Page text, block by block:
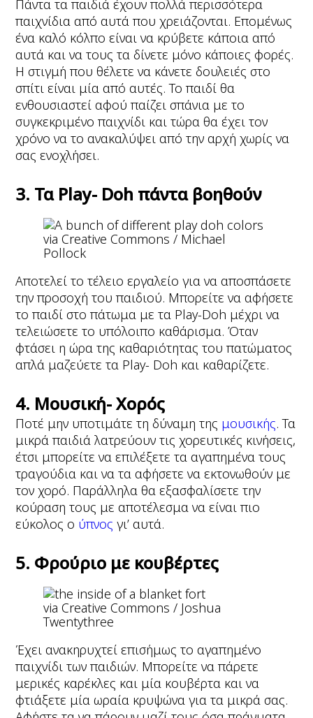
Πάντα τα παιδιά έχουν πολλά περισσότερα
παιχνίδια από αυτά που χρειάζονται. Επομένως
ένα καλό κόλπο είναι να κρύβετε κάποια από
αυτά και να τους τα δίνετε μόνο κάποιες φορές.
Η στιγμή που θέλετε να κάνετε δουλειές στο
σπίτι είναι μία από αυτές. Το παιδί θα
ενθουσιαστεί αφού παίζει σπάνια με το
συγκεκριμένο παιχνίδι και τώρα θα έχει τον
χρόνο να το ανακαλύψει από την αρχή χωρίς να
σας ενοχλήσει.
3. Τα Play- Doh πάντα βοηθούν
via Creative Commons / Michael
Pollock
Αποτελεί το τέλειο εργαλείο για να αποσπάσετε
την προσοχή του παιδιού. Μπορείτε να αφήσετε
το παιδί στο πάτωμα με τα Play-Doh μέχρι να
τελειώσετε το υπόλοιπο καθάρισμα. Όταν
φτάσει η ώρα της καθαριότητας του πατώματος
απλά μαζεύετε τα Play- Doh και καθαρίζετε.
4. Μουσική- Χορός
Ποτέ μην υποτιμάτε τη δύναμη της μουσικής. Τα
μικρά παιδιά λατρεύουν τις χορευτικές κινήσεις,
έτσι μπορείτε να επιλέξετε τα αγαπημένα τους
τραγούδια και να τα αφήσετε να εκτονωθούν με
τον χορό. Παράλληλα θα εξασφαλίσετε την
κούραση τους με αποτέλεσμα να είναι πιο
εύκολος ο ύπνος γι’ αυτά.
5. Φρούριο με κουβέρτες
via Creative Commons / Joshua
Twentythree
Έχει ανακηρυχτεί επισήμως το αγαπημένο
παιχνίδι των παιδιών. Μπορείτε να πάρετε
μερικές καρέκλες και μία κουβέρτα και να
φτιάξετε μία ωραία κρυψώνα για τα μικρά σας.